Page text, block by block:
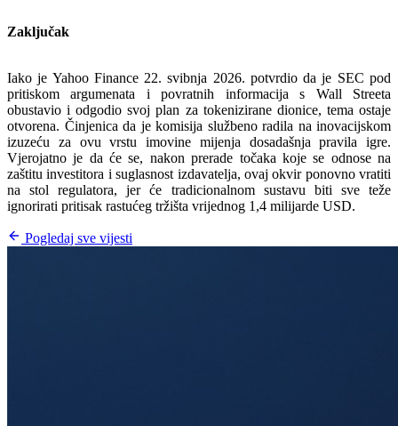
Zaključak
Iako je Yahoo Finance 22. svibnja 2026. potvrdio da je SEC pod
pritiskom argumenata i povratnih informacija s Wall Streeta
obustavio i odgodio svoj plan za tokenizirane dionice, tema ostaje
otvorena. Činjenica da je komisija službeno radila na inovacijskom
izuzeću za ovu vrstu imovine mijenja dosadašnja pravila igre.
Vjerojatno je da će se, nakon prerade točaka koje se odnose na
zaštitu investitora i suglasnost izdavatelja, ovaj okvir ponovno vratiti
na stol regulatora, jer će tradicionalnom sustavu biti sve teže
ignorirati pritisak rastućeg tržišta vrijednog 1,4 milijarde USD.
Pogledaj sve vijesti